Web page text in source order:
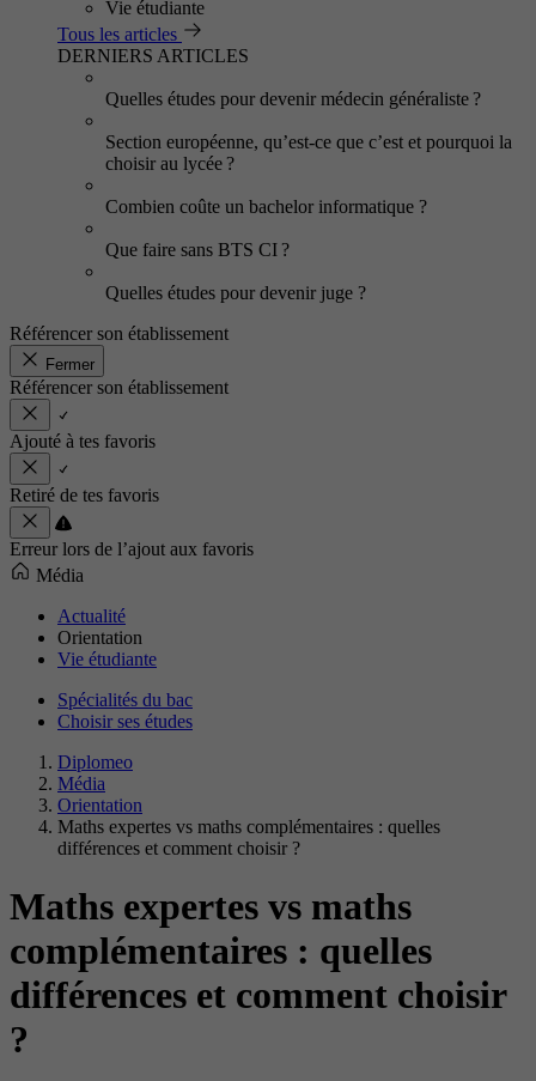
Vie étudiante
Tous les articles
DERNIERS ARTICLES
Quelles études pour devenir médecin généraliste ?
Section européenne, qu’est-ce que c’est et pourquoi la
choisir au lycée ?
Combien coûte un bachelor informatique ?
Que faire sans BTS CI ?
Quelles études pour devenir juge ?
Référencer son établissement
Fermer
Référencer son établissement
Ajouté à tes favoris
Retiré de tes favoris
Erreur lors de l’ajout aux favoris
Média
Actualité
Orientation
Vie étudiante
Spécialités du bac
Choisir ses études
Diplomeo
Média
Orientation
Maths expertes vs maths complémentaires : quelles
différences et comment choisir ?
Maths expertes vs maths
complémentaires : quelles
différences et comment choisir
?